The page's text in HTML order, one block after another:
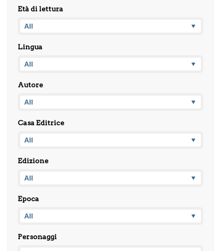
Età di lettura
Lingua
Autore
Casa Editrice
Edizione
Epoca
Personaggi